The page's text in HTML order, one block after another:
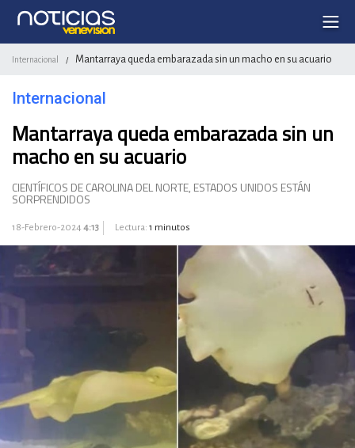
Internacional / Mantarraya queda embarazada sin un macho en su acuario
Internacional
Mantarraya queda embarazada sin un
macho en su acuario
CIENTÍFICOS DE CAROLINA DEL NORTE, ESTADOS UNIDOS ESTÁN
SORPRENDIDOS
18-Febrero-2024 4:13 Lectura: 1 minutos